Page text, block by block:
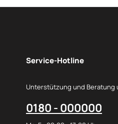
Service-Hotline
Unterstützung und Beratung
0180 - 000000